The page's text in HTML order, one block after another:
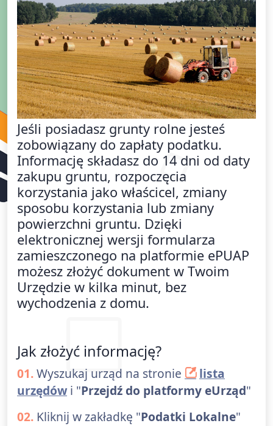
Jeśli posiadasz grunty rolne jesteś
zobowiązany do zapłaty podatku.
Informację składasz do 14 dni od daty
zakupu gruntu, rozpoczęcia
korzystania jako właścicel, zmiany
sposobu korzystania lub zmiany
powierzchni gruntu. Dzięki
elektronicznej wersji formularza
zamieszczonego na platformie ePUAP
możesz złożyć dokument w Twoim
Urzędzie w kilka minut, bez
wychodzenia z domu.
Jak złożyć informację?
01.Wyszukaj urząd na stronie
lista
urzędów i "Przejdź do platformy eUrząd"
02. Kliknij w zakładkę "Podatki Lokalne"